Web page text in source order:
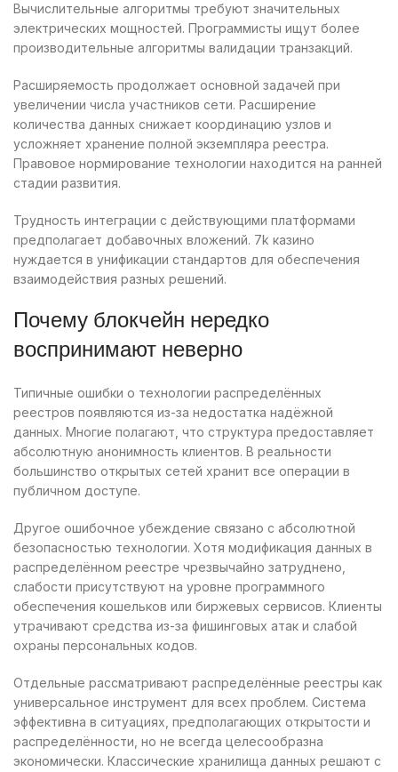
Вычислительные алгоритмы требуют значительных
электрических мощностей. Программисты ищут более
производительные алгоритмы валидации транзакций.
Расширяемость продолжает основной задачей при
увеличении числа участников сети. Расширение
количества данных снижает координацию узлов и
усложняет хранение полной экземпляра реестра.
Правовое нормирование технологии находится на ранней
стадии развития.
Трудность интеграции с действующими платформами
предполагает добавочных вложений. 7k казино
нуждается в унификации стандартов для обеспечения
взаимодействия разных решений.
Почему блокчейн нередко
воспринимают неверно
Типичные ошибки о технологии распределённых
реестров появляются из-за недостатка надёжной
данных. Многие полагают, что структура предоставляет
абсолютную анонимность клиентов. В реальности
большинство открытых сетей хранит все операции в
публичном доступе.
Другое ошибочное убеждение связано с абсолютной
безопасностью технологии. Хотя модификация данных в
распределённом реестре чрезвычайно затруднено,
слабости присутствуют на уровне программного
обеспечения кошельков или биржевых сервисов. Клиенты
утрачивают средства из-за фишинговых атак и слабой
охраны персональных кодов.
Отдельные рассматривают распределённые реестры как
универсальное инструмент для всех проблем. Система
эффективна в ситуациях, предполагающих открытости и
распределённости, но не всегда целесообразна
экономически. Классические хранилища данных решают с